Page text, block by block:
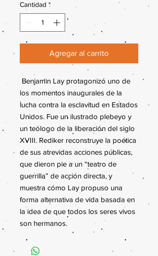
Cantidad *
Agregar al carrito
Benjamin Lay protagonizó uno de
los momentos inaugurales de la
lucha contra la esclavitud en Estados
Unidos. Fue un ilustrado plebeyo y
un teólogo de la liberación del siglo
XVIII. Rediker reconstruye la poética
de sus atrevidas acciones públicas,
que dieron pie a un “teatro de
guerrilla” de acción directa, y
muestra cómo Lay propuso una
forma alternativa de vida basada en
la idea de que todos los seres vivos
son hermanos.